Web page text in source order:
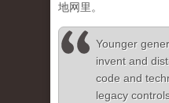
地网里。
Younger
invent and
code and
legacy